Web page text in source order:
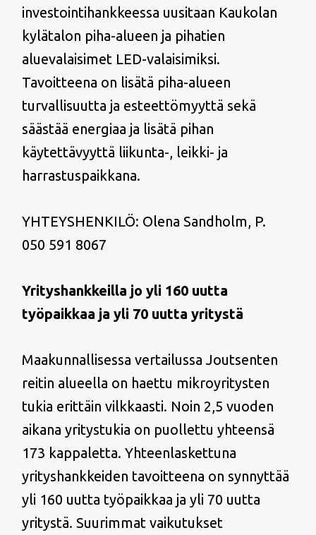
investointihankkeessa uusitaan Kaukolan
kylätalon piha-alueen ja pihatien
aluevalaisimet LED-valaisimiksi.
Tavoitteena on lisätä piha-alueen
turvallisuutta ja esteettömyyttä sekä
säästää energiaa ja lisätä pihan
käytettävyyttä liikunta-, leikki- ja
harrastuspaikkana.
YHTEYSHENKILÖ: Olena Sandholm, P.
050 591 8067
Yrityshankkeilla jo yli 160 uutta
työpaikkaa ja yli 70 uutta yritystä
Maakunnallisessa vertailussa Joutsenten
reitin alueella on haettu mikroyritysten
tukia erittäin vilkkaasti. Noin 2,5 vuoden
aikana yritystukia on puollettu yhteensä
173 kappaletta. Yhteenlaskettuna
yrityshankkeiden tavoitteena on synnyttää
yli 160 uutta työpaikkaa ja yli 70 uutta
yritystä. Suurimmat vaikutukset